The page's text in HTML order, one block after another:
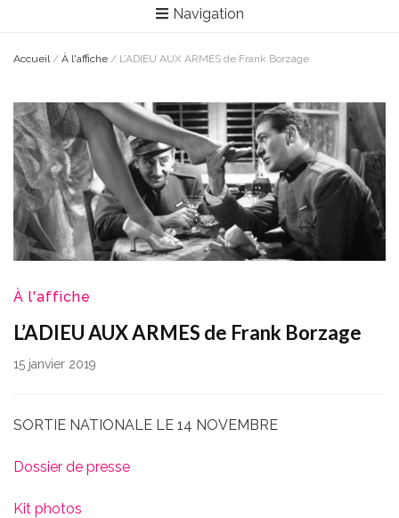
Navigation
Accueil / À l'affiche / L’ADIEU AUX ARMES de Frank Borzage
À l'affiche
L’ADIEU AUX ARMES de Frank Borzage
15 janvier 2019
SORTIE NATIONALE LE 14 NOVEMBRE
Dossier de presse
Kit photos